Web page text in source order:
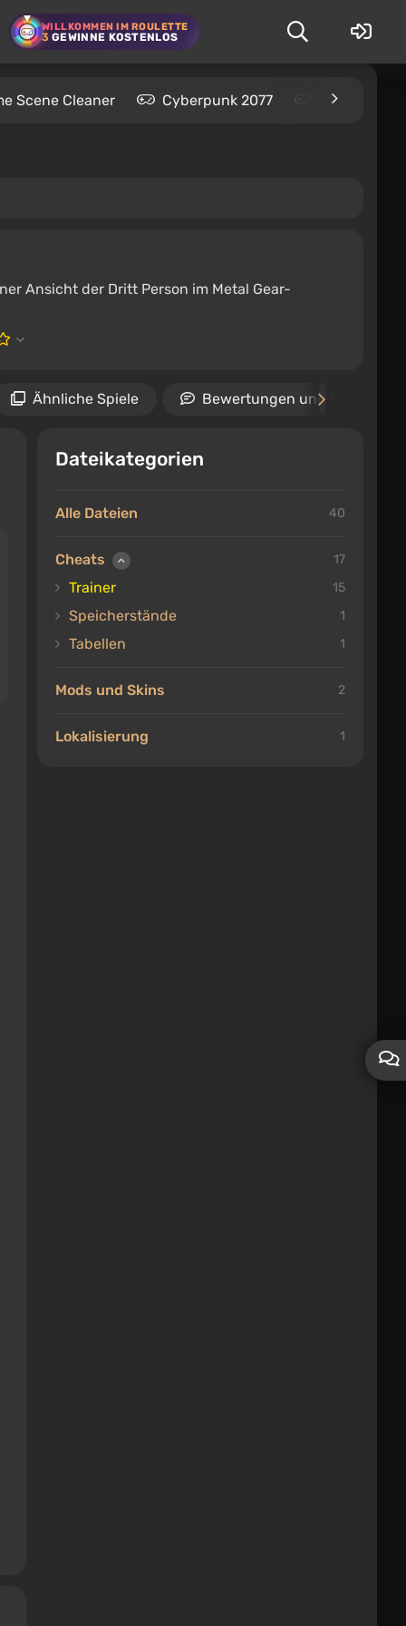
WILLKOMMEN IM ROULETTE
3 GEWINNE KOSTENLOS
Scene Cleaner Cyberpunk 2077 Kingdom
Ansicht der Dritt Person im Metal Gear-
Ähnliche Spiele Bewertungen und
Dateikategorien
Alle Dateien 40
Cheats 17
Trainer 15
Speicherstände 1
Tabellen 1
Mods und Skins 2
Lokalisierung 1